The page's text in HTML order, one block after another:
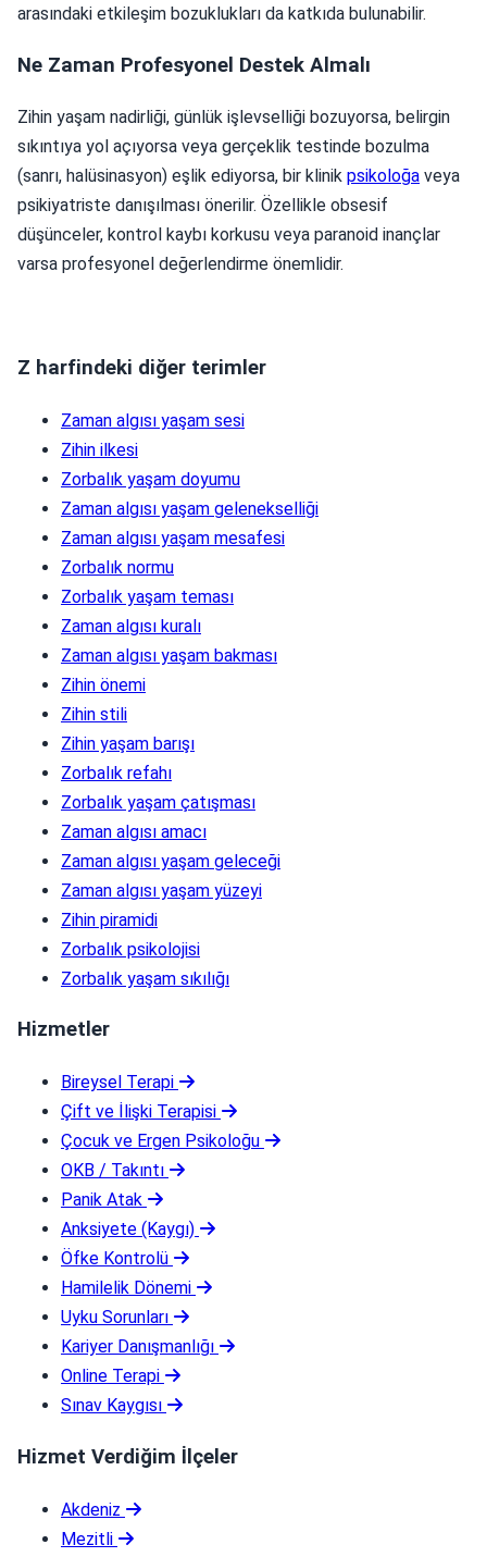
arasındaki etkileşim bozuklukları da katkıda bulunabilir.
Ne Zaman Profesyonel Destek Almalı
Zihin yaşam nadirliği, günlük işlevselliği bozuyorsa, belirgin
sıkıntıya yol açıyorsa veya gerçeklik testinde bozulma
(sanrı, halüsinasyon) eşlik ediyorsa, bir klinik psikoloğa veya
psikiyatriste danışılması önerilir. Özellikle obsesif
düşünceler, kontrol kaybı korkusu veya paranoid inançlar
varsa profesyonel değerlendirme önemlidir.
Z harfindeki diğer terimler
Zaman algısı yaşam sesi
Zihin ilkesi
Zorbalık yaşam doyumu
Zaman algısı yaşam gelenekselliği
Zaman algısı yaşam mesafesi
Zorbalık normu
Zorbalık yaşam teması
Zaman algısı kuralı
Zaman algısı yaşam bakması
Zihin önemi
Zihin stili
Zihin yaşam barışı
Zorbalık refahı
Zorbalık yaşam çatışması
Zaman algısı amacı
Zaman algısı yaşam geleceği
Zaman algısı yaşam yüzeyi
Zihin piramidi
Zorbalık psikolojisi
Zorbalık yaşam sıkılığı
Hizmetler
Bireysel Terapi
Çift ve İlişki Terapisi
Çocuk ve Ergen Psikoloğu
OKB / Takıntı
Panik Atak
Anksiyete (Kaygı)
Öfke Kontrolü
Hamilelik Dönemi
Uyku Sorunları
Kariyer Danışmanlığı
Online Terapi
Sınav Kaygısı
Hizmet Verdiğim İlçeler
Akdeniz
Mezitli